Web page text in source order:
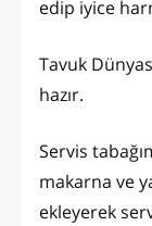
edip iyice
Tavuk
hazır.
Servis
makarna ve
ekleyerek